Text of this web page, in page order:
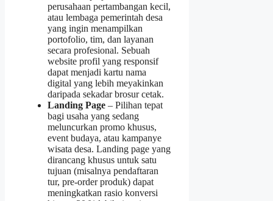
perusahaan pertambangan kecil,
atau lembaga pemerintah desa
yang ingin menampilkan
portofolio, tim, dan layanan
secara profesional. Sebuah
website profil yang responsif
dapat menjadi kartu nama
digital yang lebih meyakinkan
daripada sekadar brosur cetak.
Landing Page – Pilihan tepat
bagi usaha yang sedang
meluncurkan promo khusus,
event budaya, atau kampanye
wisata desa. Landing page yang
dirancang khusus untuk satu
tujuan (misalnya pendaftaran
tur, pre‑order produk) dapat
meningkatkan rasio konversi